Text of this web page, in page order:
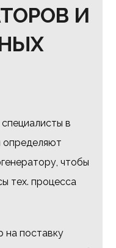
И
в
определяют
чтобы
тех. процесса
на поставку